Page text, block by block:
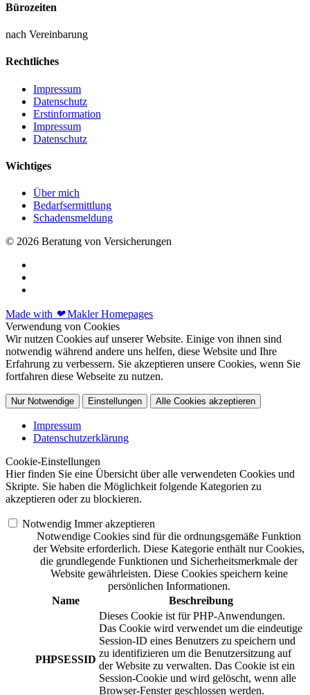
Bürozeiten
nach Vereinbarung
Rechtliches
Impressum
Datenschutz
Erstinformation
Impressum
Datenschutz
Wichtiges
Über mich
Bedarfsermittlung
Schadensmeldung
© 2026 Beratung von Versicherungen
Made with ❤Makler Homepages
Verwendung von Cookies
Wir nutzen Cookies auf unserer Website. Einige von ihnen sind
notwendig während andere uns helfen, diese Website und Ihre
Erfahrung zu verbessern. Sie akzeptieren unsere Cookies, wenn Sie
fortfahren diese Webseite zu nutzen.
Nur Notwendige Einstellungen Alle Cookies akzeptieren
Impressum
Datenschutzerklärung
Cookie-Einstellungen
Hier finden Sie eine Übersicht über alle verwendeten Cookies und
Skripte. Sie haben die Möglichkeit folgende Kategorien zu
akzeptieren oder zu blockieren.
Notwendig Immer akzeptieren
Notwendige Cookies sind für die ordnungsgemäße Funktion
der Website erforderlich. Diese Kategorie enthält nur Cookies,
die grundlegende Funktionen und Sicherheitsmerkmale der
Website gewährleisten. Diese Cookies speichern keine
persönlichen Informationen.
Name
Beschreibung
PHPSESSID
Dieses Cookie ist für PHP-Anwendungen.
Das Cookie wird verwendet um die eindeutige
Session-ID eines Benutzers zu speichern und
zu identifizieren um die Benutzersitzung auf
der Website zu verwalten. Das Cookie ist ein
Session-Cookie und wird gelöscht, wenn alle
Browser-Fenster geschlossen werden.